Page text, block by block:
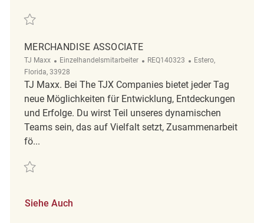
Retten Merchandise Associate REQ99884
MERCHANDISE ASSOCIATE
TJ Maxx Kategorie
Einzelhandelsmitarbeiter ReqId
REQ140323 Ort
Estero,
Florida, 33928
TJ Maxx. Bei The TJX Companies bietet jeder Tag
neue Möglichkeiten für Entwicklung, Entdeckungen
und Erfolge. Du wirst Teil unseres dynamischen
Teams sein, das auf Vielfalt setzt, Zusammenarbeit
fö...
Retten Merchandise Associate REQ140323
Siehe Auch